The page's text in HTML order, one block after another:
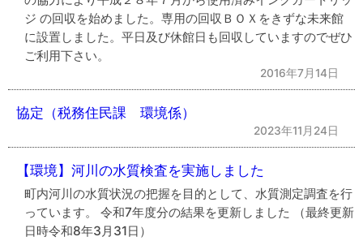
ジ の回収を始めました。専用の回収ＢＯＸをきずな未来館
に設置しました。平日及び休館日も回収していますのでぜひ
ご利用下さい。
2016年7月14日
協定（税務住民課 環境係）
2023年11月24日
【環境】河川の水質検査を実施しました
町内河川の水質状況の把握を目的として、水質測定調査を行
っています。 令和7年度分の結果を更新しました （最終更新
日時令和8年3月31日）